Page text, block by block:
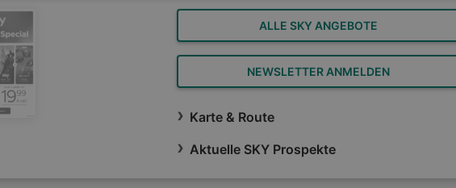
ALLE SKY ANGEBOTE
NEWSLETTER ANMELDEN
Karte & Route
Aktuelle SKY Prospekte